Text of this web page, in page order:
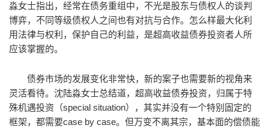
淼女士指出，经常在债务重组中，不光是股东与债权人的谈判
博弈，不同等级债权人之间也有对抗与合作。怎么样最大化利
用法律与权利，保护自己的利益，是超高收益债券投资者人所
应该掌握的。
债券市场的发展变化非常快，新的案子也需要新的视角来
灵活看待。沈陆淼女士总结道，超高收益债券投资，归属于特
殊机遇投资（special situation），其实并没有一个特别固定的
框架，都需要case by case。但万变不离其宗，基本面的偿债能